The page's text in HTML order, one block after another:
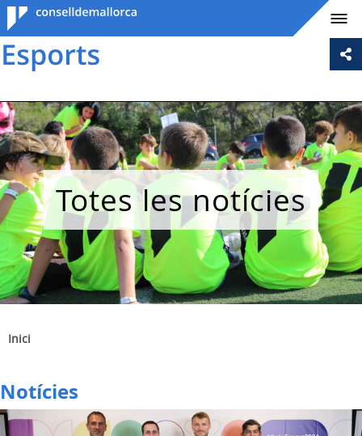
Consell de
Mallorca
Totes les notícies
Inici
Notícies